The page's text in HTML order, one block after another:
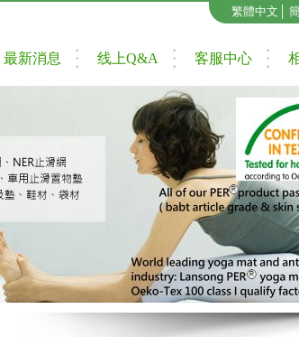
繁體中文
最新消息 线上Q&A 客服中心